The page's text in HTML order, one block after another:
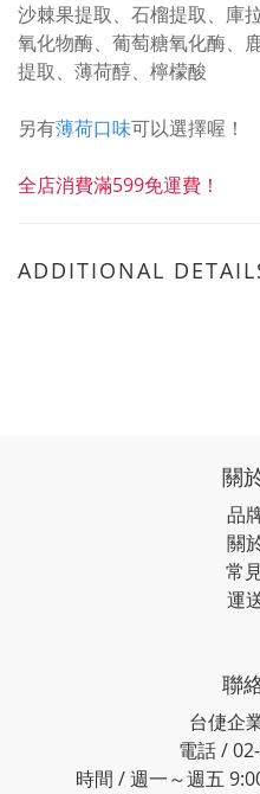
沙棘果提取、石榴提取、庫
氧化物酶、葡萄糖氧化酶、
提取、薄荷醇、檸檬酸
另有薄荷口味可以選擇喔！
全店消費滿599免運費！
ADDITIONAL
關
品
關
常
運
聯
台倢企
電話 /
時間 / 週一～週五